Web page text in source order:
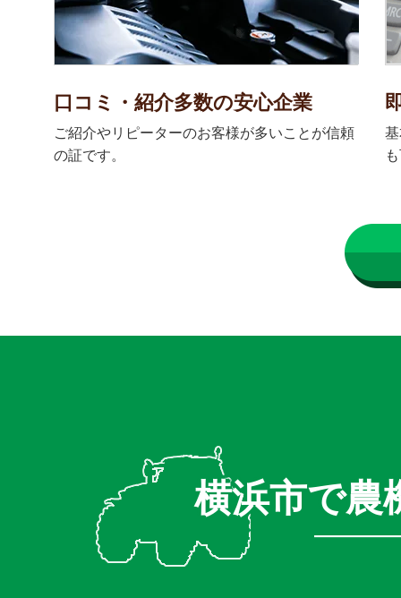
口コミ・紹介多数の安心企業
ご紹介やリピーターのお客様が多いことが信頼
の証です。
横浜市で農